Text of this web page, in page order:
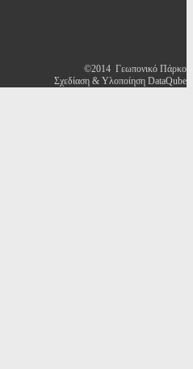
©2014 Γεωπονικό Πάρκο
Σχεδίαση & Υλοποίηση DataQube